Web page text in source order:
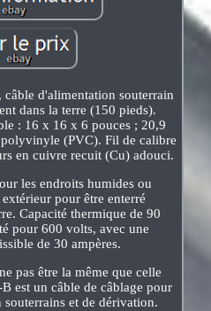
d'alimentation souterrain
dans la terre (150 pieds).
: 16 x 16 x 6 pouces ; 20,9
(PVC). Fil de calibre
en cuivre recuit (Cu) adouci.
les endroits humides ou
pour être enterré
Capacité thermique de 90
pour 600 volts, avec une
de 30 ampères.
pas être la même que celle
est un câble de câblage pour
et de dérivation.